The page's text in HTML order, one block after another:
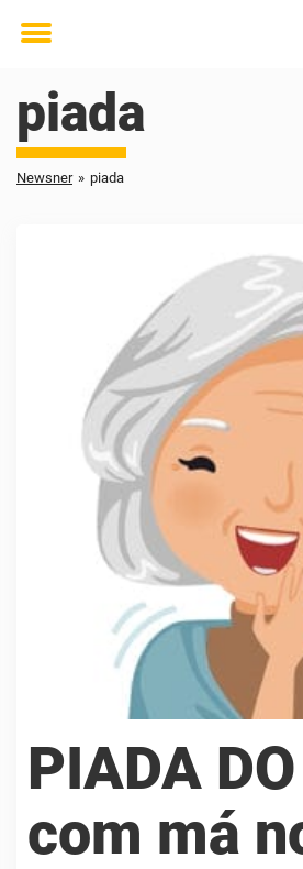
Toggle
piada
Newsner » piada
PIADA
com má